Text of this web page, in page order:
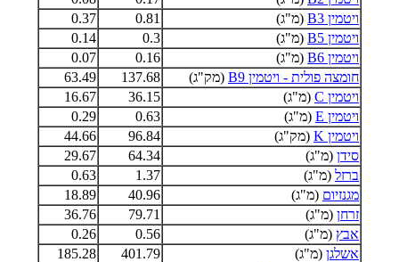
ויטמין B3
(מ"ג) 0.81
0.37
ויטמין B5
(מ"ג) 0.3
0.14
ויטמין B6
(מ"ג) 0.16
0.07
חומצה פולית - ויטמין B9
(מק"ג) 137.68
63.49
ויטמין C
(מ"ג) 36.15
16.67
ויטמין E
(מ"ג) 0.63
0.29
ויטמין K
(מק"ג) 96.84
44.66
סידן (מ"ג) 64.34
29.67
ברזל (מ"ג) 1.37
0.63
מגנזיום (מ"ג) 40.96
18.89
זרחן (מ"ג) 79.71
36.76
אבץ (מ"ג) 0.56
0.26
אשלגן (מ"ג) 401.79
185.28